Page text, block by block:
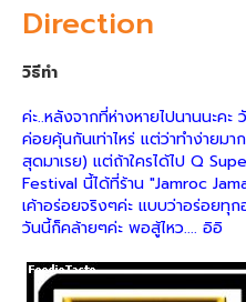
Direction
วิธีทำ
ค่ะ..หลังจากที่ห่างหายไปนานนะค
ค่อยคุ้นกันเท่าไหร่ แต่ว่าทำง่ายม
สุดมาเรย) แต่ถ้าใครได้ไป Q
Festival นี้ได้ที่ร้าน "Jamroc
เค้าอร่อยจริงๆค่ะ แบบว่าอร่อยทุ
วันนี้ก็คล้ายๆค่ะ พอสู้ไหว.... อิอิ